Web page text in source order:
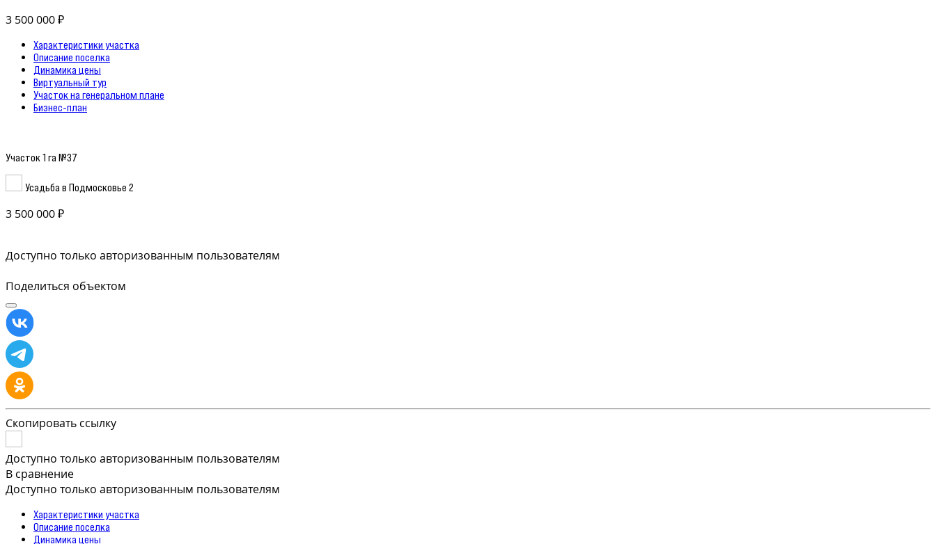
3 500 000 ₽
Характеристики участка
Описание поселка
Динамика цены
Виртуальный тур
Участок на генеральном плане
Бизнес-план
Участок 1 га №37
Усадьба в Подмосковье 2
3 500 000 ₽
Доступно только авторизованным пользователям
Поделиться объектом
Скопировать ссылку
Доступно только авторизованным пользователям
В сравнение
Доступно только авторизованным пользователям
Характеристики участка
Описание поселка
Динамика цены